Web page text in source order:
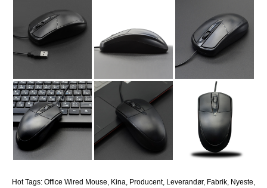
Hot Tags: Office Wired Mouse, Kina, Producent, Leverandør, Fabrik, Nyeste,